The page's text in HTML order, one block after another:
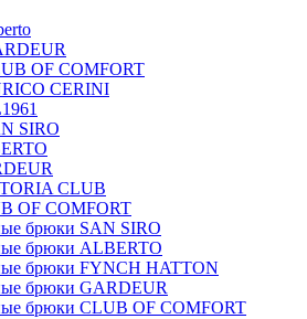
OF COMFORT
CERINI
SIRO
CLUB
OF COMFORT
брюки SAN SIRO
брюки ALBERTO
брюки FYNCH HATTON
брюки GARDEUR
брюки CLUB OF COMFORT